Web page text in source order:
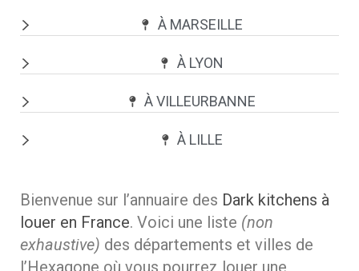
À MARSEILLE
À LYON
À VILLEURBANNE
À LILLE
Bienvenue sur l’annuaire des Dark kitchens à
louer en France. Voici une liste (non
exhaustive) des départements et villes de
l’Hexagone où vous pourrez louer une